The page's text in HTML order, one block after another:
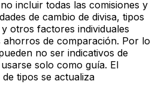
incluir todas las comisiones y
de cambio de divisa, tipos
otros factores individuales
de comparación. Por lo
no ser indicativos de
solo como guía. El
tipos se actualiza